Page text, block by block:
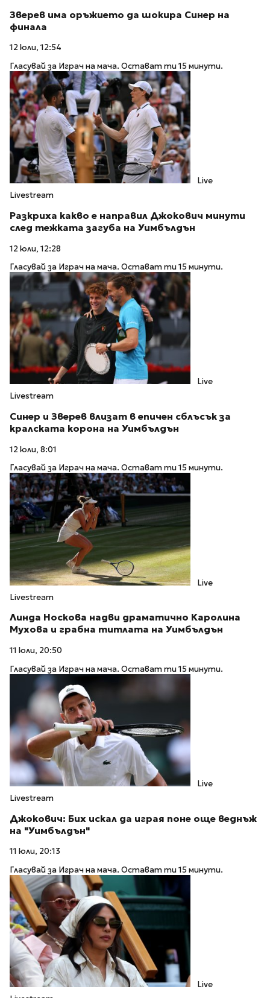
Зверев има оръжието да шокира Синер на
финала
12 юли, 12:54
Гласувай за Играч на мача. Остават ти 15 минути.
Live
Livestream
Разкриха какво е направил Джокович минути
след тежката загуба на Уимбълдън
12 юли, 12:28
Гласувай за Играч на мача. Остават ти 15 минути.
Live
Livestream
Синер и Зверев влизат в епичен сблъсък за
кралската корона на Уимбълдън
12 юли, 8:01
Гласувай за Играч на мача. Остават ти 15 минути.
Live
Livestream
Линда Носкова надви драматично Каролина
Мухова и грабна титлата на Уимбълдън
11 юли, 20:50
Гласувай за Играч на мача. Остават ти 15 минути.
Live
Livestream
Джокович: Бих искал да играя поне още веднъж
на "Уимбълдън"
11 юли, 20:13
Гласувай за Играч на мача. Остават ти 15 минути.
Live